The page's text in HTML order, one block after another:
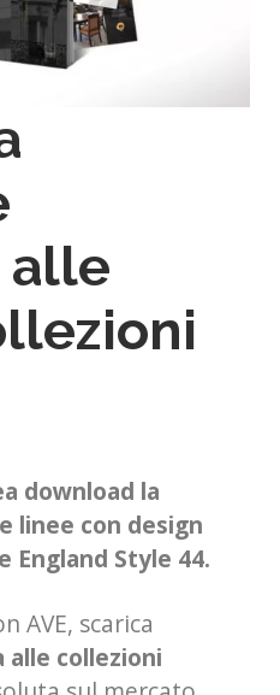
alle
download la
linee con design
England Style 44.
AVE, scarica
alle collezioni